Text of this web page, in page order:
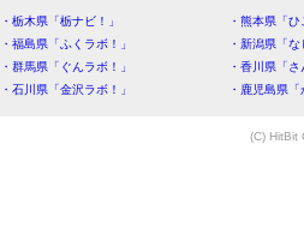
・栃木県「栃ナビ！」
・熊本県「
・福島県「ふくラボ！」
・新潟県「
・群馬県「ぐんラボ！」
・香川県「
・石川県「金沢ラボ！」
・鹿児島県
(C) HitBit